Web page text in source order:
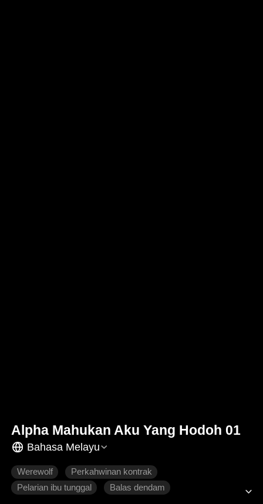
Alpha Mahukan Aku Yang Hodoh 01
Bahasa Melayu
Werewolf
Perkahwinan kontrak
Pelarian ibu tunggal
Balas dendam